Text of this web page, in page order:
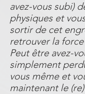
avez-vous subi)
physiques et
sortir de cet
retrouver la
Peut être avez-
simplement
vous même et
maintenant le